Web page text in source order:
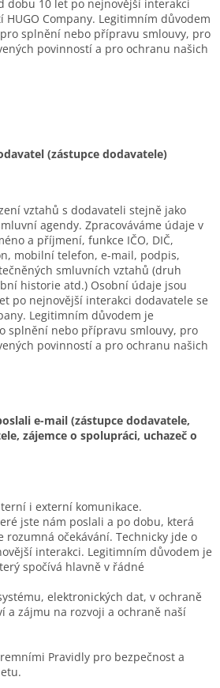
dobu 10 let po nejnovější interakci
HUGO Company. Legitimním důvodem
splnění nebo přípravu smlouvy, pro
povinností a pro ochranu našich
(zástupce dodavatele)
vztahů s dodavateli stejně jako
agendy. Zpracováváme údaje v
a příjmení, funkce IČO, DIČ,
mobilní telefon, e-mail, podpis,
smluvních vztahů (druh
historie atd.) Osobní údaje jsou
po nejnovější interakci dodavatele se
Legitimním důvodem je
splnění nebo přípravu smlouvy, pro
povinností a pro ochranu našich
e-mail (zástupce dodavatele,
zájemce o spolupráci, uchazeč o
i externí komunikace.
jste nám poslali a po dobu, která
rozumná očekávání. Technicky jde o
interakci. Legitimním důvodem je
spočívá hlavně v řádné
elektronických dat, v ochraně
a zájmu na rozvoji a ochraně naší
Pravidly pro bezpečnost a